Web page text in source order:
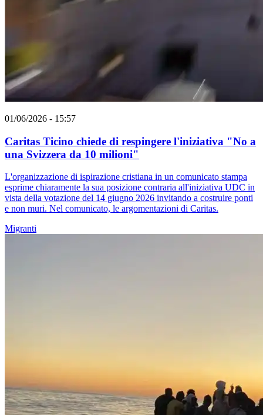
01/06/2026 - 15:57
Caritas Ticino chiede di respingere l'iniziativa "No a
una Svizzera da 10 milioni"
L'organizzazione di ispirazione cristiana in un comunicato stampa
esprime chiaramente la sua posizione contraria all'iniziativa UDC in
vista della votazione del 14 giugno 2026 invitando a costruire ponti
e non muri. Nel comunicato, le argomentazioni di Caritas.
Migranti